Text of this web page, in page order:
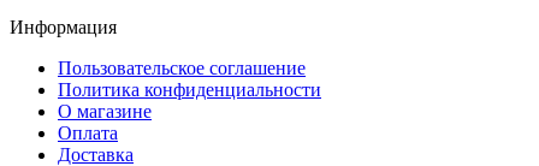
Информация
Пользовательское соглашение
Политика конфиденциальности
О магазине
Оплата
Доставка